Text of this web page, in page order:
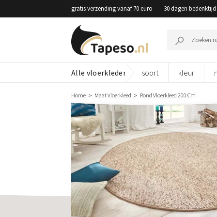
to
gratis verzending vanaf 70 euro 30 dagen bedenktijd
naar:
Alle vloerkleden soort kleur
Home Maat Vloerkleed Rond Vloerkleed 200 Cm